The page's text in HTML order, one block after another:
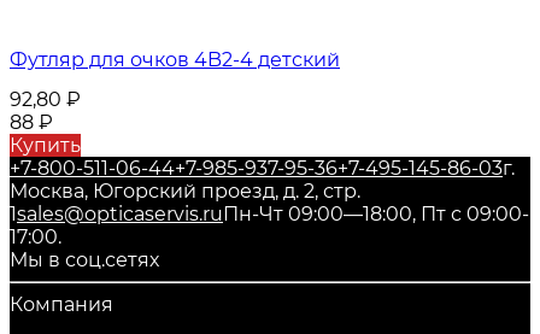
Футляр для очков 4B2-4 детский
92,80 ₽
88 ₽
Купить
+7-800-511-06-44+7-985-937-95-36+7-495-145-86-03г.
Москва, Югорский проезд, д. 2, стр.
1sales@opticaservis.ruПн-Чт 09:00—18:00, Пт с 09:00-
17:00.
Мы в соц.сетях
Компания